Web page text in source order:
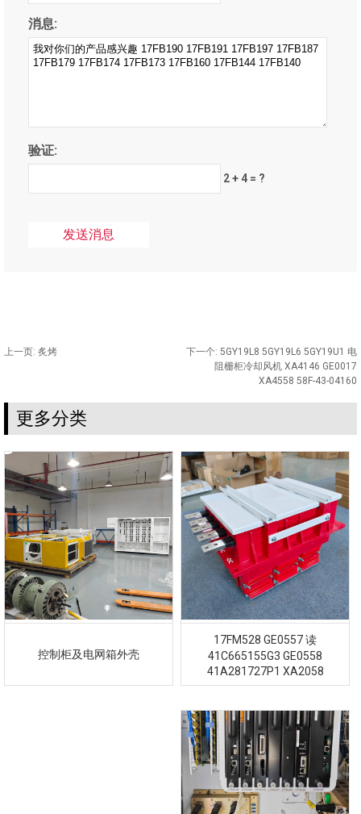
消息:
验证:
2 + 4 = ?
上一页: 炙烤 下一个: 5GY19L8 5GY19L6 5GY19U1 电
阻栅柜冷却风机 XA4146 GE0017
XA4558 58F-43-04160
更多分类
控制柜及电网箱外壳
17FM528 GE0557 读
41C665155G3 GE0558
41A281727P1 XA2058